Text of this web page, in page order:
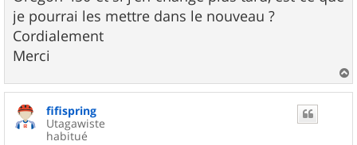
je pourrai les mettre dans le nouveau ?
Cordialement
Merci
a
fifispring
Utagawiste
habitué